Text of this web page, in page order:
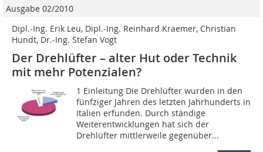
Ausgabe 02/2010
Dipl.-Ing. Erik Leu, Dipl.-Ing. Reinhard Kraemer, Christian
Hundt, Dr.-Ing. Stefan Vogt
Der Drehlüfter – alter Hut oder Technik
mit mehr Potenzialen?
1 Einleitung Die Drehlüfter wurden in den
fünfziger Jahren des letzten Jahrhunderts in
Italien erfunden. Durch ständige
Weiterentwicklungen hat sich der
Drehlüfter mittlerweile gegenüber...